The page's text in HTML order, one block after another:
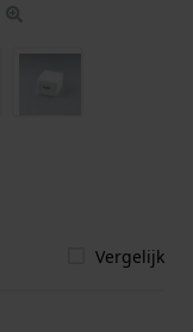
Vergelijk